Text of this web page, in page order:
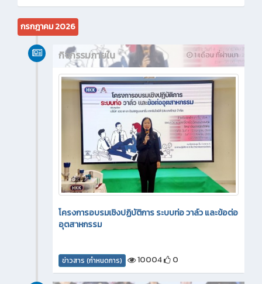
กรกฎาคม 2026
1 เดือน ที่ผ่านมา
กิจกรรมภายใน
โครงการอบรมเชิงปฏิบัติการ ระบบท่อ วาล์ว และข้อต่อ
อุตสาหกรรม
ข่าวสาร (กำหนดการ) 10004 0